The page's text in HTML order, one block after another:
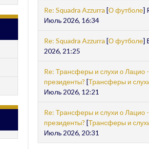
Re: Squadra Azzurra [О футболе]
Июль 2026, 16:34
Re: Squadra Azzurra [О футболе]
2026, 21:25
Re: Трансферы и слухи о Лацио
президенты? [Трансферы и
Июль 2026, 12:21
Re: Трансферы и слухи о Лацио
президенты? [Трансферы и
Июль 2026, 20:31